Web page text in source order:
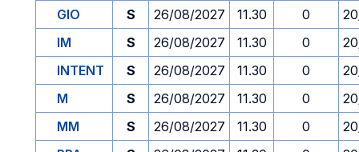
GIO
S 26/08/2027 11.30 0
IM
S 26/08/2027 11.30 0
INTENT
S 26/08/2027 11.30 0
M
S 26/08/2027 11.30 0
MM
S 26/08/2027 11.30 0